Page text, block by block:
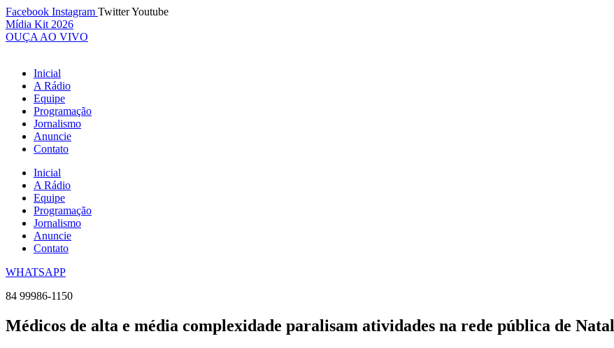
Ir
para
o
Facebook Instagram TwitterYoutube
Mídia Kit 2026
OUÇA AO VIVO
Inicial
A Rádio
Equipe
Programação
Jornalismo
Anuncie
Contato
Inicial
A Rádio
Equipe
Programação
Jornalismo
Anuncie
Contato
WHATSAPP
84 99986-1150
Médicos de alta e média complexidade paralisam atividades na rede pública de Natal